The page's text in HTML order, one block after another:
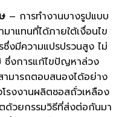
– การทำงานบางรูปแบบ
าแทนที่ได้ภายใต้เงื่อนไข
ซึ่งมีความแปรปรวนสูง ไม่
ซึ่งการแก้ไขปัญหาล่วง
ามารถตอบสนองได้อย่าง
โรงงานผลิตซอสถั่วเหลือง
ด้วยกรรมวิธีที่ส่งต่อกันมา